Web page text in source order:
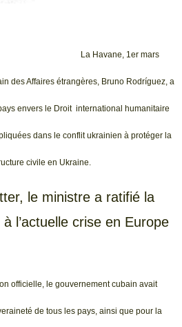
La Havane, 1er mars
des Affaires étrangères, Bruno Rodríguez, a
envers le Droit international humanitaire
dans le conflit ukrainien à protéger la
civile en Ukraine.
le ministre a ratifié la
l’actuelle crise en Europe
officielle, le gouvernement cubain avait
de tous les pays, ainsi que pour la